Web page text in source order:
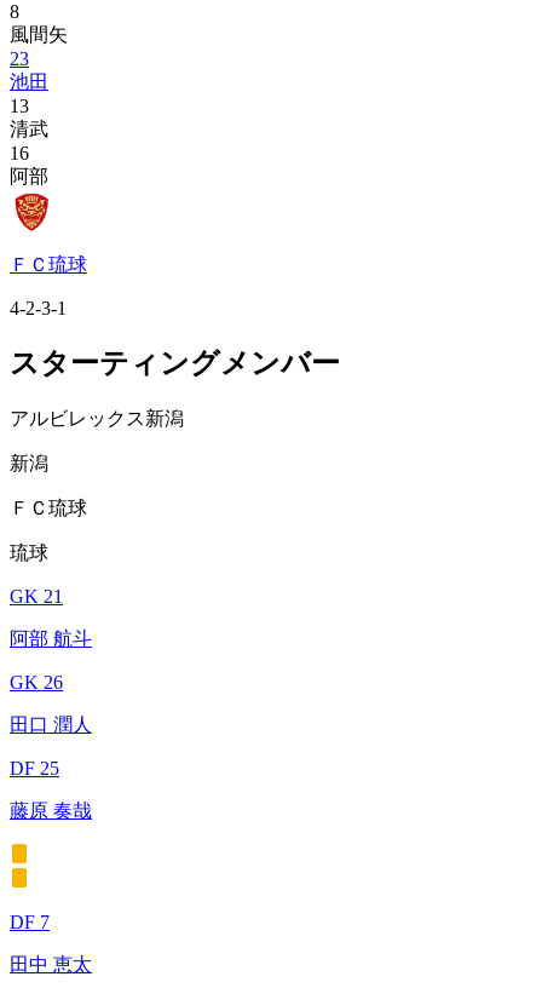
8
風間矢
23
池田
13
清武
16
阿部
ＦＣ琉球
4-2-3-1
スターティングメンバー
アルビレックス新潟
新潟
ＦＣ琉球
琉球
GK 21
阿部 航斗
GK 26
田口 潤人
DF 25
藤原 奏哉
DF 7
田中 恵太